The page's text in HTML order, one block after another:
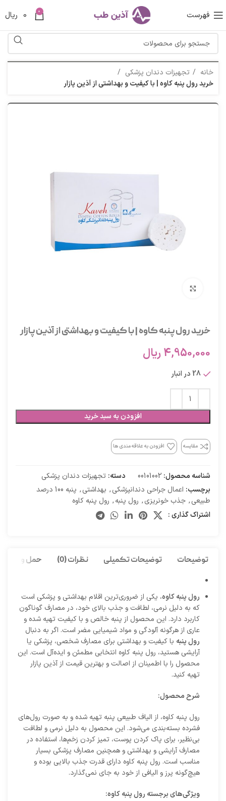
فهرست 0
0 ریال
خانه
تجهیزات دندان پزشکی
خرید رول پنبه کاوه | با کیفیت و بهداشتی از آذین پازار
خرید رول پنبه کاوه | با کیفیت و بهداشتی از آذین پازار
4,950,000ریال
28 در انبار
افزودن به سبد خرید
مقایسه افزودن به علاقه مندی ها
شناسه محصول: 00101002 دسته: تجهیزات دندان پزشکی
برچسب: اعمال جراحی دندانپزشکی, بهداشتی,
پنبه 100 درصد
طبیعی, جذب خونریزی, رول پنبه, رول پنبه کاوه
اشتراک گذاری :
توضیحات توضیحات تکمیلی نظرات (0) حمل و نقل
رول پنبه کاوه، یکی از ضروری‌ترین اقلام بهداشتی و پزشکی است
که به دلیل نرمی، لطافت و جذب بالای خود، در مصارف گوناگون
کاربرد دارد. این محصول از پنبه خالص و با کیفیت تهیه شده و
عاری از هرگونه آلودگی و مواد شیمیایی مضر است. اگر به دنبال
رول پنبه با کیفیت و بهداشتی برای مصارف شخصی، پزشکی یا
آرایشی هستید، رول پنبه کاوه انتخابی مطمئن و ایده‌آل است. این
محصول را با اطمینان از اصالت و بهترین قیمت از آذین پازار
تهیه کنید.
شرح محصول:
رول پنبه کاوه، از الیاف طبیعی پنبه تهیه شده و به صورت رول‌های
فشرده بسته‌بندی می‌شود. این محصول به دلیل نرمی و لطافت
بی‌نظیر، برای پاک کردن پوست، تمیز کردن زخم‌ها، استفاده در
مصارف آرایشی و بهداشتی و همچنین مصارف پزشکی بسیار
مناسب است. رول پنبه کاوه دارای قدرت جذب بالایی بوده و
هیچ‌گونه پرز و الیافی از خود به جای نمی‌گذارد.
ویژگی‌های برجسته رول پنبه کاوه: